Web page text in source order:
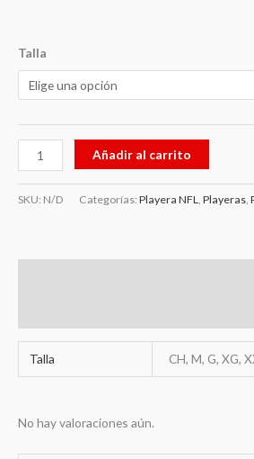
Talla
Añadir al carrito
SKU: N/D Categorías: Playera NFL Playeras
Talla CH, M, G, XG,
No hay valoraciones aún.